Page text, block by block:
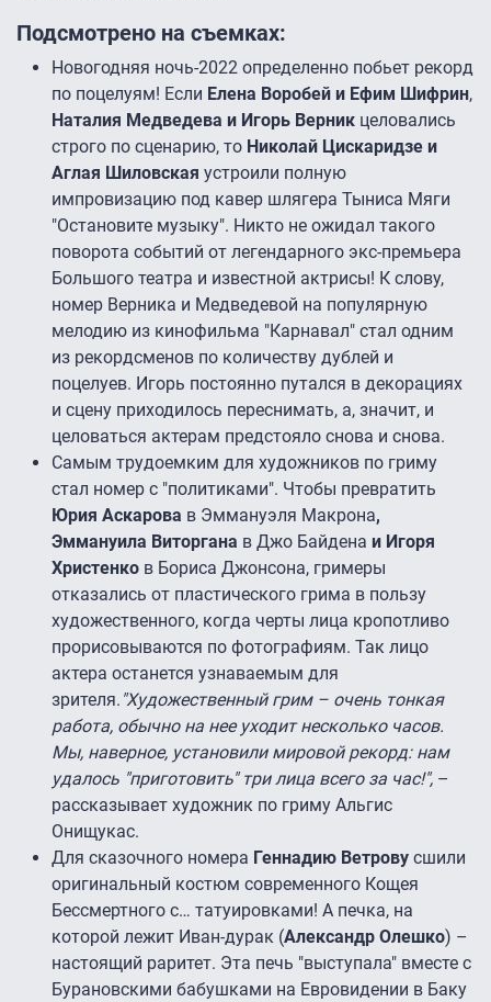
Подсмотрено на съемках:
Новогодняя ночь-2022 определенно побьет рекорд
по поцелуям! Если Елена Воробей и Ефим Шифрин,
Наталия Медведева и Игорь Верник целовались
строго по сценарию, то Николай Цискаридзе и
Аглая Шиловская устроили полную
импровизацию под кавер шлягера Тыниса Мяги
"Остановите музыку". Никто не ожидал такого
поворота событий от легендарного экс-премьера
Большого театра и известной актрисы! К слову,
номер Верника и Медведевой на популярную
мелодию из кинофильма "Карнавал" стал одним
из рекордсменов по количеству дублей и
поцелуев. Игорь постоянно путался в декорациях
и сцену приходилось переснимать, а, значит, и
целоваться актерам предстояло снова и снова.
Самым трудоемким для художников по гриму
стал номер с "политиками". Чтобы превратить
Юрия Аскарова в Эммануэля Макрона,
Эммануила Виторгана в Джо Байдена и Игоря
Христенко в Бориса Джонсона, гримеры
отказались от пластического грима в пользу
художественного, когда черты лица кропотливо
прорисовываются по фотографиям. Так лицо
актера останется узнаваемым для
зрителя. "Художественный грим – очень тонкая
работа, обычно на нее уходит несколько часов.
Мы, наверное, установили мировой рекорд: нам
удалось "приготовить" три лица всего за час!", –
рассказывает художник по гриму Альгис
Онищукас.
Для сказочного номера Геннадию Ветрову сшили
оригинальный костюм современного Кощея
Бессмертного с… татуировками! А печка, на
которой лежит Иван-дурак (Александр Олешко) –
настоящий раритет. Эта печь "выступала" вместе с
Бурановскими бабушками на Евровидении в Баку